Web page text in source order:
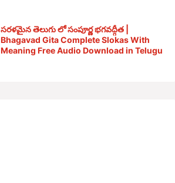
సరళమైన తెలుగు లో సంపూర్ణ భగవద్గీత |
Bhagavad Gita Complete Slokas With
Meaning Free Audio Download in Telugu